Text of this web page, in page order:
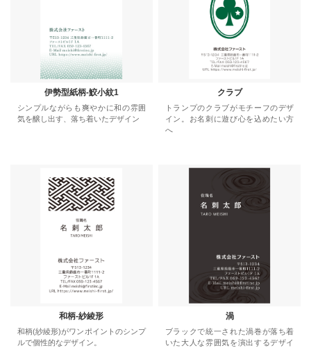
伊勢型紙柄-鮫小紋1
シンプルながらも爽やかに和の雰囲
気を醸し出す、落ち着いたデザイン
クラブ
トランプのクラブがモチーフのデザ
イン。お名刺に遊び心を込めたい方
へ
和柄-紗綾形
和柄(紗綾形)がワンポイントのシンプ
ルで個性的なデザイン。
渦
ブラックで統一された渦巻が落ち着
いた大人な雰囲気を演出するデザイ